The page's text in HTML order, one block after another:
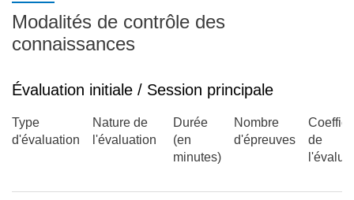
Modalités de contrôle des
connaissances
Évaluation initiale / Session principale
Type
d'évaluation
Nature de
l'évaluation
Durée
(en
minutes)
Nombre
d'épreuves
de